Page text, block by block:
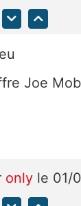
Joe
only le 01/